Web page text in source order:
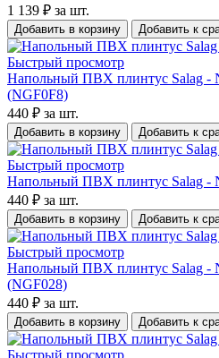
1 139 ₽ за шт.
Добавить в корзину Добавить к
Быстрый просмотр
Напольный ПВХ плинтус Salag -
(NGF0F8)
440 ₽ за шт.
Добавить в корзину Добавить к
Быстрый просмотр
Напольный ПВХ плинтус Salag -
440 ₽ за шт.
Добавить в корзину Добавить к
Быстрый просмотр
Напольный ПВХ плинтус Salag -
(NGF028)
440 ₽ за шт.
Добавить в корзину Добавить к
Быстрый просмотр